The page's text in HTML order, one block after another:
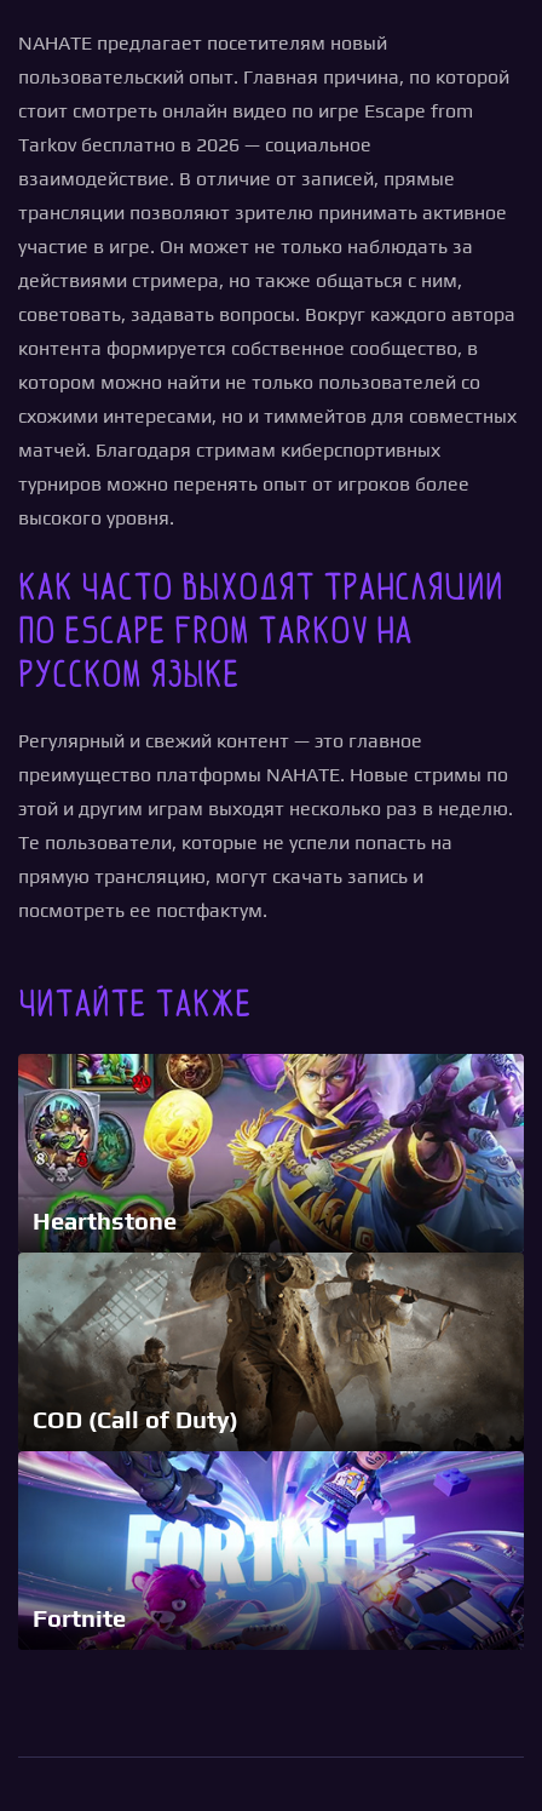
NAHATE предлагает посетителям новый
пользовательский опыт. Главная причина, по которой
стоит смотреть онлайн видео по игре Escape from
Tarkov бесплатно в 2026 — социальное
взаимодействие. В отличие от записей, прямые
трансляции позволяют зрителю принимать активное
участие в игре. Он может не только наблюдать за
действиями стримера, но также общаться с ним,
советовать, задавать вопросы. Вокруг каждого автора
контента формируется собственное сообщество, в
котором можно найти не только пользователей со
схожими интересами, но и тиммейтов для совместных
матчей. Благодаря стримам киберспортивных
турниров можно перенять опыт от игроков более
высокого уровня.
Как часто выходят трансляции
по Escape from Tarkov на
русском языке
Регулярный и свежий контент — это главное
преимущество платформы NAHATE. Новые стримы по
этой и другим играм выходят несколько раз в неделю.
Те пользователи, которые не успели попасть на
прямую трансляцию, могут скачать запись и
посмотреть ее постфактум.
Читайте также
Hearthstone
COD (Call of Duty)
Fortnite